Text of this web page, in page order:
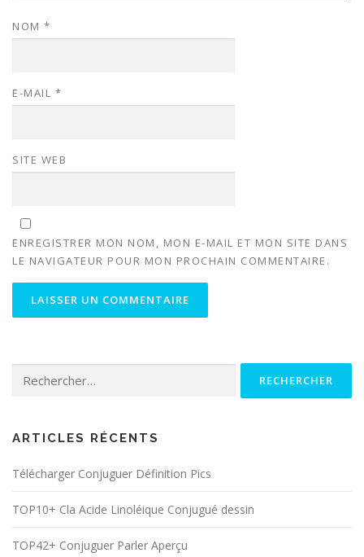
NOM *
E-MAIL *
SITE WEB
ENREGISTRER MON NOM, MON E-MAIL ET MON SITE DANS
LE NAVIGATEUR POUR MON PROCHAIN COMMENTAIRE.
ARTICLES RÉCENTS
Télécharger Conjuguer Définition Pics
TOP10+ Cla Acide Linoléique Conjugué dessin
TOP42+ Conjuguer Parler Aperçu